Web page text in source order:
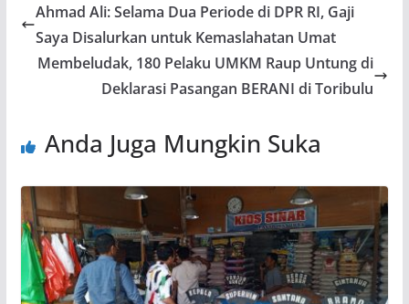
Ahmad Ali: Selama Dua Periode di DPR RI, Gaji
Saya Disalurkan untuk Kemaslahatan Umat
Membeludak, 180 Pelaku UMKM Raup Untung di
Deklarasi Pasangan BERANI di Toribulu
Anda Juga Mungkin Suka